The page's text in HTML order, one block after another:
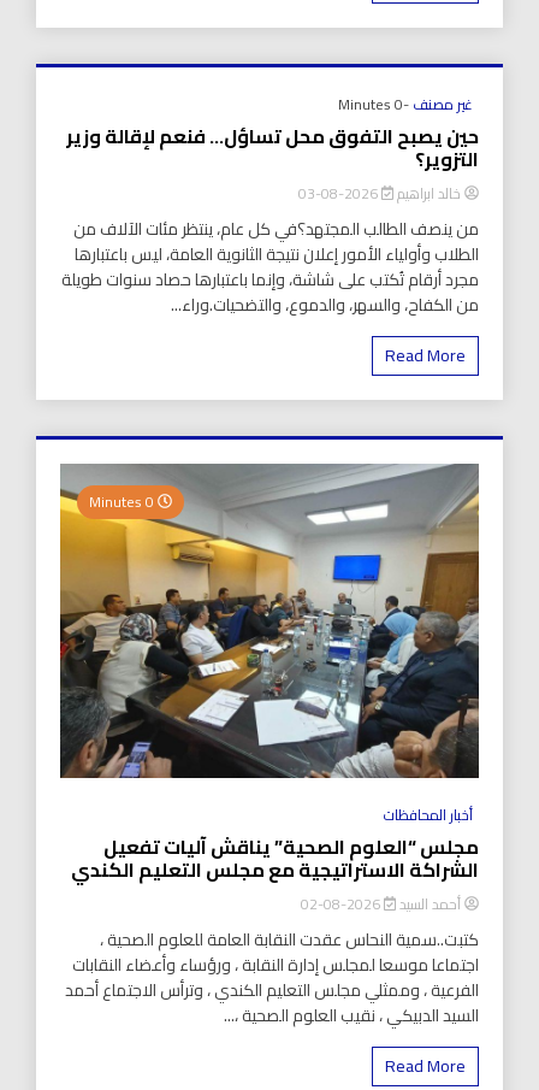
غير مصنف-0 Minutes
حين يصبح التفوق محل تساؤل… فنعم لإقالة وزير
التزوير؟
خالد ابراهيم 2026-08-03
من ينصف الطالب المجتهد؟في كل عام، ينتظر مئات الآلاف من
الطلاب وأولياء الأمور إعلان نتيجة الثانوية العامة، ليس باعتبارها
مجرد أرقام تُكتب على شاشة، وإنما باعتبارها حصاد سنوات طويلة
من الكفاح، والسهر، والدموع، والتضحيات.وراء...
Read More
أخبار المحافظات
مجلس “العلوم الصحية” يناقش آليات تفعيل
الشراكة الاستراتيجية مع مجلس التعليم الكندي
أحمد السيد 2026-08-02
كتبت..سمية النحاس عقدت النقابة العامة للعلوم الصحية ،
اجتماعا موسعا لمجلس إدارة النقابة ، ورؤساء وأعضاء النقابات
الفرعية ، وممثلي مجلس التعليم الكندي ، وترأس الاجتماع أحمد
السيد الدبيكي ، نقيب العلوم الصحية ،...
Read More